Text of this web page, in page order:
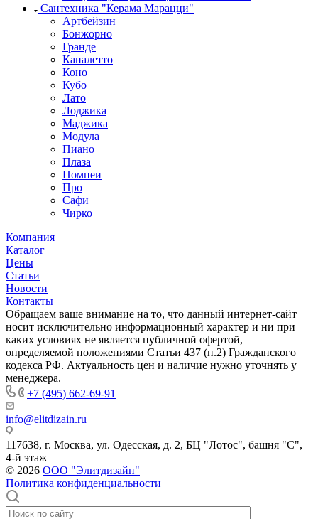
Сантехника "Керама Марацци"
Артбейзин
Бонжорно
Гранде
Каналетто
Коно
Кубо
Лато
Лоджика
Маджика
Модула
Пиано
Плаза
Помпеи
Про
Сафи
Чирко
Компания
Каталог
Цены
Статьи
Новости
Контакты
Обращаем ваше внимание на то, что данный интернет-сайт
носит исключительно информационный характер и ни при
каких условиях не является публичной офертой,
определяемой положениями Статьи 437 (п.2) Гражданского
кодекса РФ. Актуальность цен и наличие нужно уточнять у
менеджера.
+7 (495) 662-69-91
info@elitdizain.ru
117638, г. Москва, ул. Одесская, д. 2, БЦ "Лотос", башня "С",
4-й этаж
© 2026 ООО "Элитдизайн"
Политика конфиденциальности